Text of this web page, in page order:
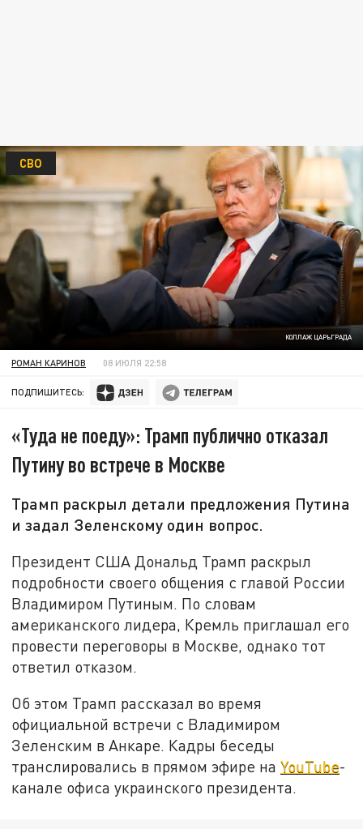
КОЛЛАЖ ЦАРЬГРАДА
СВО
РОМАН КАРИНОВ 08 ИЮЛЯ 22:58
ПОДПИШИТЕСЬ:
«Туда не поеду»: Трамп публично отказал
Путину во встрече в Москве
Трамп раскрыл детали предложения Путина
и задал Зеленскому один вопрос.
Президент США Дональд Трамп раскрыл
подробности своего общения с главой России
Владимиром Путиным. По словам
американского лидера, Кремль приглашал его
провести переговоры в Москве, однако тот
ответил отказом.
Об этом Трамп рассказал во время
официальной встречи с Владимиром
Зеленским в Анкаре. Кадры беседы
транслировались в прямом эфире наYouTube-
канале офиса украинского президента.